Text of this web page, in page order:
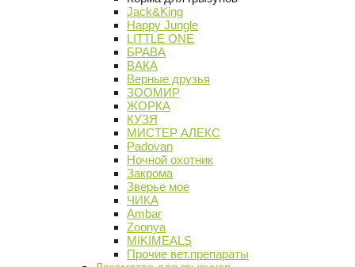
Jack&King
Happy Jungle
LITTLE ONE
БРАВА
ВАКА
Верные друзья
ЗООМИР
ЖОРКА
КУЗЯ
МИСТЕР АЛЕКС
Padovan
Ночной охотник
Закрома
Зверье мое
ЧИКА
Ambar
Zoonya
MIKIMEALS
Прочие вет.препараты